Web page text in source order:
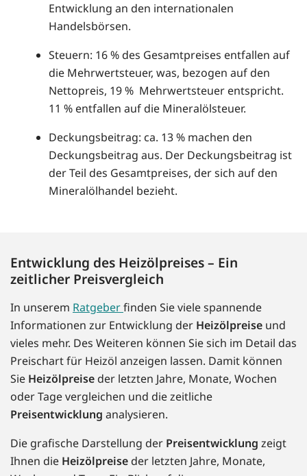
Entwicklung an den internationalen
Handelsbörsen.
Steuern: 16 % des Gesamtpreises entfallen auf
die Mehrwertsteuer, was, bezogen auf den
Nettopreis, 19 % Mehrwertsteuer entspricht.
11 % entfallen auf die Mineralölsteuer.
Deckungsbeitrag: ca. 13 % machen den
Deckungsbeitrag aus. Der Deckungsbeitrag ist
der Teil des Gesamtpreises, der sich auf den
Mineralölhandel bezieht.
Entwicklung des Heizölpreises – Ein
zeitlicher Preisvergleich
In unserem Ratgeberfinden Sie viele spannende
Informationen zur Entwicklung der Heizölpreise und
vieles mehr. Des Weiteren können Sie sich im Detail das
Preischart für Heizöl anzeigen lassen. Damit können
Sie Heizölpreise der letzten Jahre, Monate, Wochen
oder Tage vergleichen und die zeitliche
Preisentwicklung analysieren.
Die grafische Darstellung der Preisentwicklung zeigt
Ihnen die Heizölpreise der letzten Jahre, Monate,